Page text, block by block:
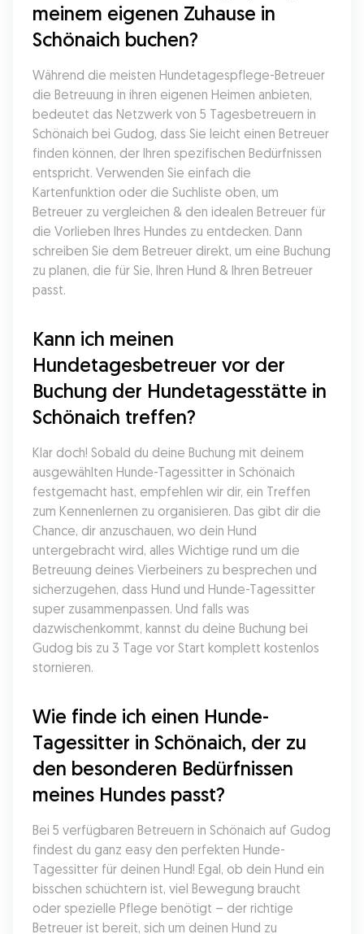
meinem eigenen Zuhause in
Schönaich buchen?
Während die meisten Hundetagespflege-Betreuer
die Betreuung in ihren eigenen Heimen anbieten,
bedeutet das Netzwerk von 5 Tagesbetreuern in
Schönaich bei Gudog, dass Sie leicht einen Betreuer
finden können, der Ihren spezifischen Bedürfnissen
entspricht. Verwenden Sie einfach die
Kartenfunktion oder die Suchliste oben, um
Betreuer zu vergleichen & den idealen Betreuer für
die Vorlieben Ihres Hundes zu entdecken. Dann
schreiben Sie dem Betreuer direkt, um eine Buchung
zu planen, die für Sie, Ihren Hund & Ihren Betreuer
passt.
Kann ich meinen
Hundetagesbetreuer vor der
Buchung der Hundetagesstätte in
Schönaich treffen?
Klar doch! Sobald du deine Buchung mit deinem
ausgewählten Hunde-Tagessitter in Schönaich
festgemacht hast, empfehlen wir dir, ein Treffen
zum Kennenlernen zu organisieren. Das gibt dir die
Chance, dir anzuschauen, wo dein Hund
untergebracht wird, alles Wichtige rund um die
Betreuung deines Vierbeiners zu besprechen und
sicherzugehen, dass Hund und Hunde-Tagessitter
super zusammenpassen. Und falls was
dazwischenkommt, kannst du deine Buchung bei
Gudog bis zu 3 Tage vor Start komplett kostenlos
stornieren.
Wie finde ich einen Hunde-
Tagessitter in Schönaich, der zu
den besonderen Bedürfnissen
meines Hundes passt?
Bei 5 verfügbaren Betreuern in Schönaich auf Gudog
findest du ganz easy den perfekten Hunde-
Tagessitter für deinen Hund! Egal, ob dein Hund ein
bisschen schüchtern ist, viel Bewegung braucht
oder spezielle Pflege benötigt – der richtige
Betreuer ist bereit, sich um deinen Hund zu